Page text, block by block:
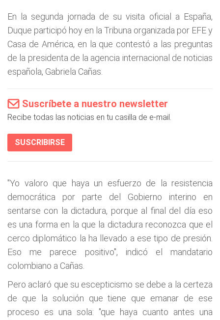
En la segunda jornada de su visita oficial a España,
Duque participó hoy en la Tribuna organizada por EFE y
Casa de América, en la que contestó a las preguntas
de la presidenta de la agencia internacional de noticias
española, Gabriela Cañas.
Suscríbete a nuestro newsletter
Recibe todas las noticias en tu casilla de e-mail.
SUSCRIBIRSE
"Yo valoro que haya un esfuerzo de la resistencia
democrática por parte del Gobierno interino en
sentarse con la dictadura, porque al final del día eso
es una forma en la que la dictadura reconozca que el
cerco diplomático la ha llevado a ese tipo de presión.
Eso me parece positivo", indicó el mandatario
colombiano a Cañas.
Pero aclaró que su escepticismo se debe a la certeza
de que la solución que tiene que emanar de ese
proceso es una sola: "que haya cuanto antes una